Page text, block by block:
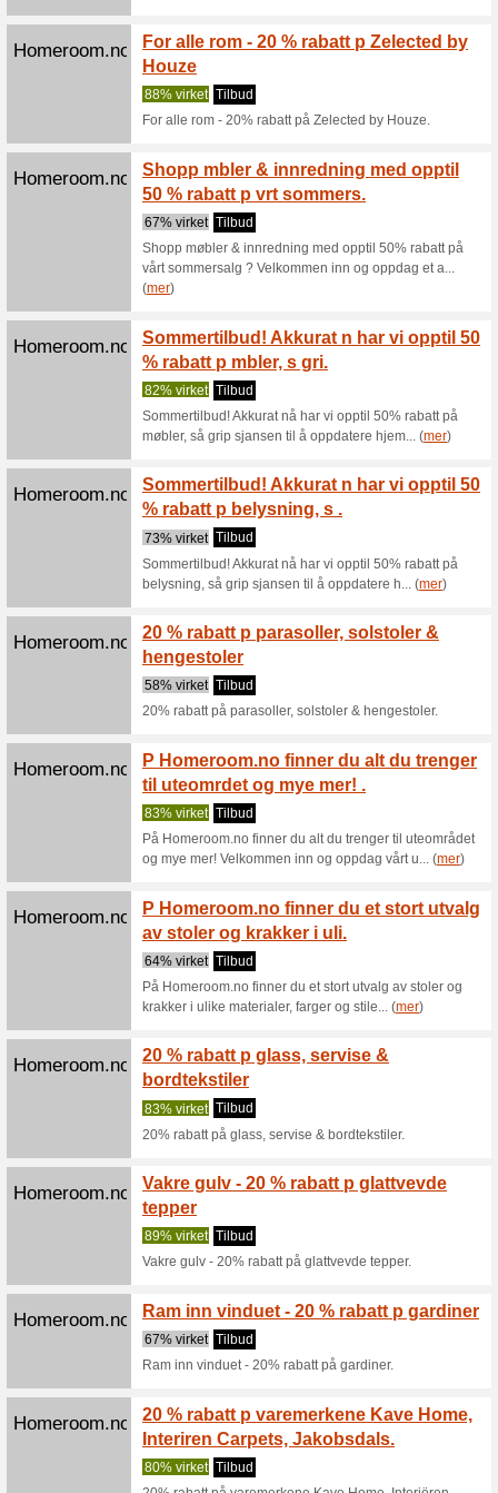
Homeroom.no
Vi har
Vi har
utvalgte
Homeroom.no
puter
Sitt godt
Homeroom.no
Brand
0% virket
Brand
Homeroom.no
Skap
33%
du 20%
Homeroom.no